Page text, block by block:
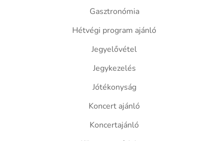
Gasztronómia
Hétvégi program ajánló
Jegyelővétel
Jegykezelés
Jótékonyság
Koncert ajánló
Koncertajánló